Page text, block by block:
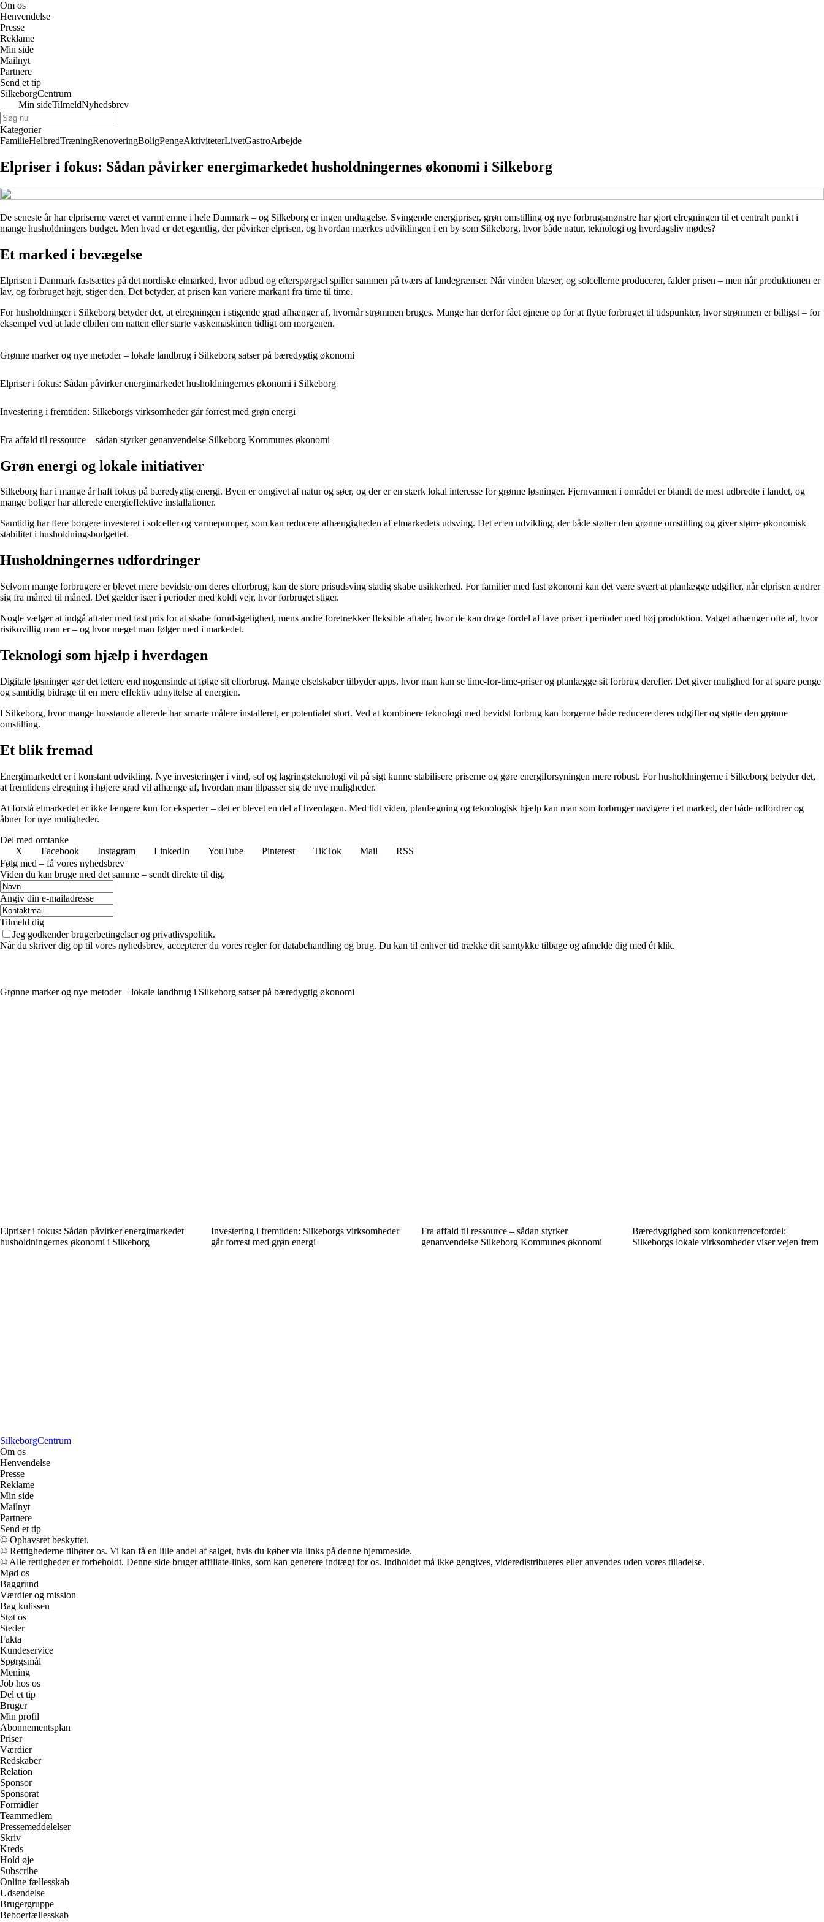
Om os
Henvendelse
Presse
Reklame
Min side
Mailnyt
Partnere
Send et tip
SilkeborgCentrum
Min sideTilmeldNyhedsbrev
Kategorier
FamilieHelbredTræningRenoveringBoligPengeAktiviteterLivetGastroArbejde
Elpriser i fokus: Sådan påvirker energimarkedet husholdningernes økonomi i Silkeborg
De seneste år har elpriserne været et varmt emne i hele Danmark – og Silkeborg er ingen undtagelse. Svingende energipriser, grøn omstilling og nye forbrugsmønstre har gjort elregningen til et centralt punkt i
mange husholdningers budget. Men hvad er det egentlig, der påvirker elprisen, og hvordan mærkes udviklingen i en by som Silkeborg, hvor både natur, teknologi og hverdagsliv mødes?
Et marked i bevægelse
Elprisen i Danmark fastsættes på det nordiske elmarked, hvor udbud og efterspørgsel spiller sammen på tværs af landegrænser. Når vinden blæser, og solcellerne producerer, falder prisen – men når produktionen er
lav, og forbruget højt, stiger den. Det betyder, at prisen kan variere markant fra time til time.
For husholdninger i Silkeborg betyder det, at elregningen i stigende grad afhænger af, hvornår strømmen bruges. Mange har derfor fået øjnene op for at flytte forbruget til tidspunkter, hvor strømmen er billigst – for
eksempel ved at lade elbilen om natten eller starte vaskemaskinen tidligt om morgenen.
Grønne marker og nye metoder – lokale landbrug i Silkeborg satser på bæredygtig økonomi
Elpriser i fokus: Sådan påvirker energimarkedet husholdningernes økonomi i Silkeborg
Investering i fremtiden: Silkeborgs virksomheder går forrest med grøn energi
Fra affald til ressource – sådan styrker genanvendelse Silkeborg Kommunes økonomi
Grøn energi og lokale initiativer
Silkeborg har i mange år haft fokus på bæredygtig energi. Byen er omgivet af natur og søer, og der er en stærk lokal interesse for grønne løsninger. Fjernvarmen i området er blandt de mest udbredte i landet, og
mange boliger har allerede energieffektive installationer.
Samtidig har flere borgere investeret i solceller og varmepumper, som kan reducere afhængigheden af elmarkedets udsving. Det er en udvikling, der både støtter den grønne omstilling og giver større økonomisk
stabilitet i husholdningsbudgettet.
Husholdningernes udfordringer
Selvom mange forbrugere er blevet mere bevidste om deres elforbrug, kan de store prisudsving stadig skabe usikkerhed. For familier med fast økonomi kan det være svært at planlægge udgifter, når elprisen ændrer
sig fra måned til måned. Det gælder især i perioder med koldt vejr, hvor forbruget stiger.
Nogle vælger at indgå aftaler med fast pris for at skabe forudsigelighed, mens andre foretrækker fleksible aftaler, hvor de kan drage fordel af lave priser i perioder med høj produktion. Valget afhænger ofte af, hvor
risikovillig man er – og hvor meget man følger med i markedet.
Teknologi som hjælp i hverdagen
Digitale løsninger gør det lettere end nogensinde at følge sit elforbrug. Mange elselskaber tilbyder apps, hvor man kan se time-for-time-priser og planlægge sit forbrug derefter. Det giver mulighed for at spare penge
og samtidig bidrage til en mere effektiv udnyttelse af energien.
I Silkeborg, hvor mange husstande allerede har smarte målere installeret, er potentialet stort. Ved at kombinere teknologi med bevidst forbrug kan borgerne både reducere deres udgifter og støtte den grønne
omstilling.
Et blik fremad
Energimarkedet er i konstant udvikling. Nye investeringer i vind, sol og lagringsteknologi vil på sigt kunne stabilisere priserne og gøre energiforsyningen mere robust. For husholdningerne i Silkeborg betyder det,
at fremtidens elregning i højere grad vil afhænge af, hvordan man tilpasser sig de nye muligheder.
At forstå elmarkedet er ikke længere kun for eksperter – det er blevet en del af hverdagen. Med lidt viden, planlægning og teknologisk hjælp kan man som forbruger navigere i et marked, der både udfordrer og
åbner for nye muligheder.
Del med omtanke
X
Facebook Instagram LinkedIn YouTube Pinterest TikTok Mail
RSS
Følg med – få vores nyhedsbrev
Viden du kan bruge med det samme – sendt direkte til dig.
Angiv din e-mailadresse
Tilmeld dig
Jeg godkender brugerbetingelser og privatlivspolitik.
Når du skriver dig op til vores nyhedsbrev, accepterer du vores regler for databehandling og brug. Du kan til enhver tid trække dit samtykke tilbage og afmelde dig med ét klik.
Grønne marker og nye metoder – lokale landbrug i Silkeborg satser på bæredygtig økonomi
Elpriser i fokus: Sådan påvirker energimarkedet
husholdningernes økonomi i Silkeborg
Investering i fremtiden: Silkeborgs virksomheder
går forrest med grøn energi
Fra affald til ressource – sådan styrker
genanvendelse Silkeborg Kommunes økonomi
Bæredygtighed som konkurrencefordel:
Silkeborgs lokale virksomheder viser vejen frem
SilkeborgCentrum
Om os
Henvendelse
Presse
Reklame
Min side
Mailnyt
Partnere
Send et tip
© Ophavsret beskyttet.
© Rettighederne tilhører os. Vi kan få en lille andel af salget, hvis du køber via links på denne hjemmeside.
© Alle rettigheder er forbeholdt. Denne side bruger affiliate-links, som kan generere indtægt for os. Indholdet må ikke gengives, videredistribueres eller anvendes uden vores tilladelse.
Mød os
Baggrund
Værdier og mission
Bag kulissen
Støt os
Steder
Fakta
Kundeservice
Spørgsmål
Mening
Job hos os
Del et tip
Bruger
Min profil
Abonnementsplan
Priser
Værdier
Redskaber
Relation
Sponsor
Sponsorat
Formidler
Teammedlem
Pressemeddelelser
Skriv
Kreds
Hold øje
Subscribe
Online fællesskab
Udsendelse
Brugergruppe
Beboerfællesskab